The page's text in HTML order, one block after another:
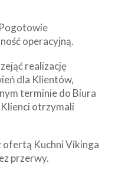
operacyjną.
realizację
dla Klientów,
terminie do Biura
otrzymali
ofertą Kuchni Vikinga
przerwy.